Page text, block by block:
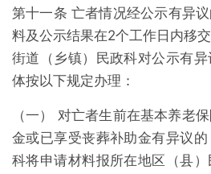
第十一条 亡者情况经公示有异
料及公示结果在2个工作日内移
街道（乡镇）民政科对公示有
体按以下规定办理：
（一） 对亡者生前在基本养老
金或已享受丧葬补助金有异议
科将申请材料报所在地区（县